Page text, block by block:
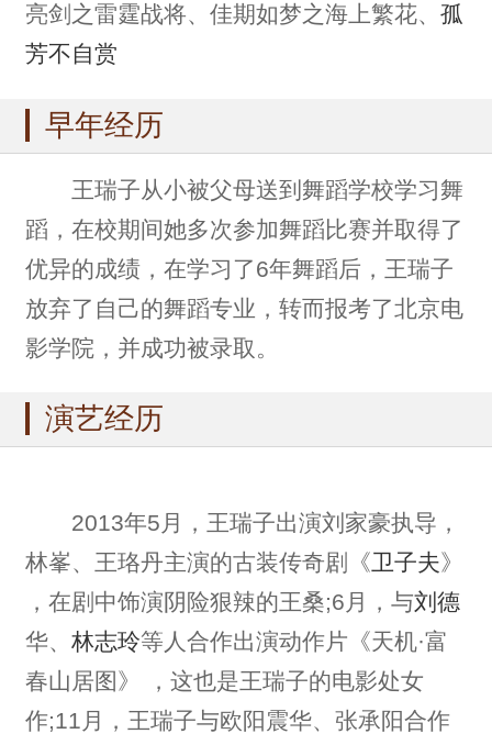
亮剑之雷霆战将、佳期如梦之海上繁花、 孤
芳不自赏
早年经历
王瑞子从小被父母送到舞蹈学校学习舞
蹈，在校期间她多次参加舞蹈比赛并取得了
优异的成绩，在学习了6年舞蹈后，王瑞子
放弃了自己的舞蹈专业，转而报考了北京电
影学院，并成功被录取。
演艺经历
2013年5月，王瑞子出演刘家豪执导，
林峯、王珞丹主演的古装传奇剧《卫子夫》
，在剧中饰演阴险狠辣的王桑;6月，与刘德
华、 林志玲等人合作出演动作片《天机·富
春山居图》 ，这也是王瑞子的电影处女
作;11月，王瑞子与欧阳震华、张承阳合作